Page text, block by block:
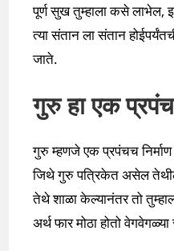
पूर्ण सुख तुम्हाला कसे लाभेल,
त्या संतान ला संतान
जाते.
गुरु हा एक प्रपंच
गुरु म्हणजे एक प्रपंचच
जिथे गुरु पत्रिकेत असेल
तेथे शाळा केल्यानंतर तो
अर्थ फार मोठा होतो